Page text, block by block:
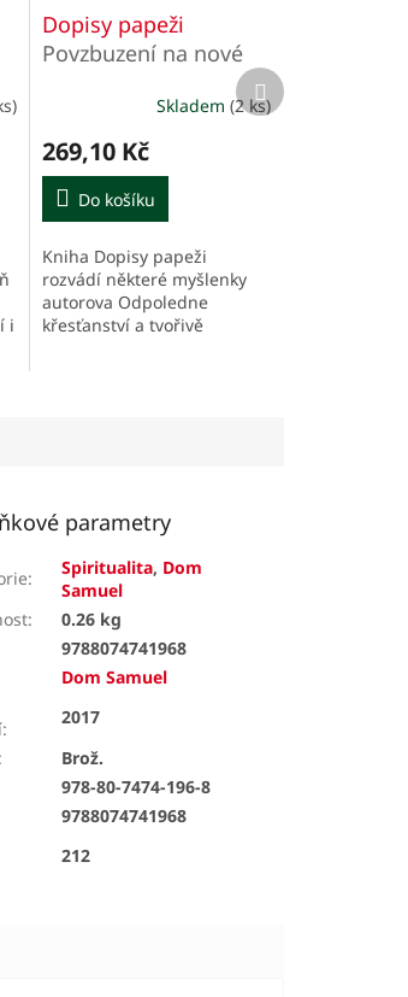
i
Dopisy papeži
Povzbuzení na nové
produktu
je
5,0
z
5
hvězdiček.
Skladem(2 ks)
269,10 Kč
Do košíku
Kniha Dopisy papeži
rozvádí některé myšlenky
autorova Odpoledne
křesťanství a tvořivě
Další
produkt
parametry
: Spiritualita, Dom
Samuel
:
0.26 kg
9788074741968
Dom Samuel
:
2017
:
Brož.
978-80-7474-196-8
9788074741968
212